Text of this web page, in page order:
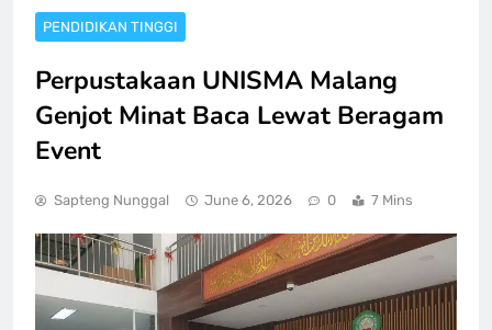
PENDIDIKAN TINGGI
Perpustakaan UNISMA Malang
Genjot Minat Baca Lewat Beragam
Event
Sapteng Nunggal June 6, 2026 0 7 Mins